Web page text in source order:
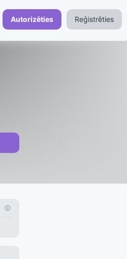
Autorizēties Reģistrēties